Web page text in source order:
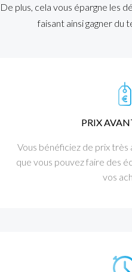
De plus, cela vous épargne les
faisant ainsi gagner du
PRIX
Vous bénéficiez de prix très
que vous pouvez faire des
vos